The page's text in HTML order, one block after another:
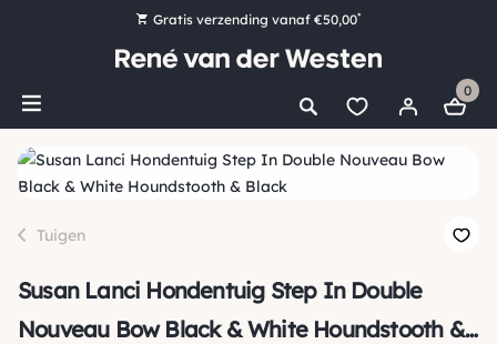
Gratis verzending vanaf €50,00*
Bestel nu, betaal later met Klarna
Ruim 16.000 artikelen op voorraad
Ruim 44 jaar kennis en ervaring
0
Tuigen
Susan Lanci Hondentuig Step In Double
Nouveau Bow Black & White Houndstooth &